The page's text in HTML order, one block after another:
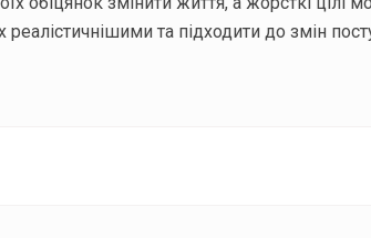
та підходити до змін